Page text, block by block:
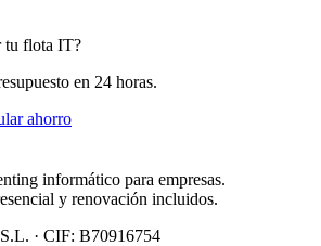
tu flota IT?
en 24 horas.
ahorro
informático para empresas.
y renovación incluidos.
· CIF: B70916754